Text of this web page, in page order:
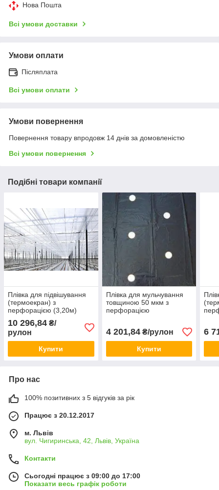
Нова Пошта
Всі умови доставки
Умови оплати
Післяплата
Всі умови оплати
Умови повернення
Повернення товару впродовж 14 днів за домовленістю
Всі умови повернення
Подібні товари компанії
Плівка для підвішування
(термоекран) з
перфорацією (3,20м)
KRITIFIL® 4202 (Греція)
10 296,84 ₴/
рулон
Купити
Плівка для мульчування
товщиною 50 мкм з
перфорацією
4 201,84₴/рулон
Купити
6
Про нас
100% позитивних з 5 відгуків за рік
Працює з 20.12.2017
м. Львів
вул. Чигиринська, 42, Львів, Україна
Контакти
Сьогодні працює з 09:00 до 17:00
Показати весь графік роботи